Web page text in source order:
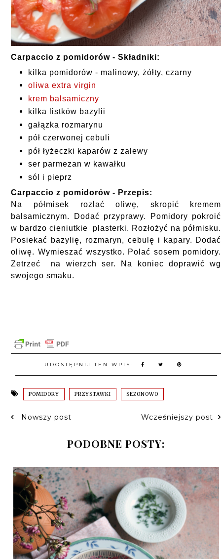
Carpaccio z pomidorów -Składniki:
kilka pomidorów - malinowy, żółty, czarny
oliwa extra virgin
krem balsamiczny
kilka listków bazylii
gałązka rozmarynu
pół czerwonej cebuli
pół łyżeczki kaparów z zalewy
ser parmezan w kawałku
sól i pieprz
Carpaccio z pomidorów - Przepis:
Na półmisek rozlać oliwę, skropić kremem
balsamicznym. Dodać przyprawy. Pomidory pokroić
w bardzo cieniutkie plasterki. Rozłożyć na półmisku.
Posiekać bazylię, rozmaryn, cebulę i kapary. Dodać
oliwę. Wymieszać wszystko. Polać sosem pomidory.
Zetrzeć na wierzch ser. Na koniec doprawić wg
swojego smaku.
UDOSTĘPNIJ TEN WPIS:
POMIDORY PRZYSTAWKI SEZONOWO
Nowszy post Wcześniejszy post
PODOBNE POSTY: